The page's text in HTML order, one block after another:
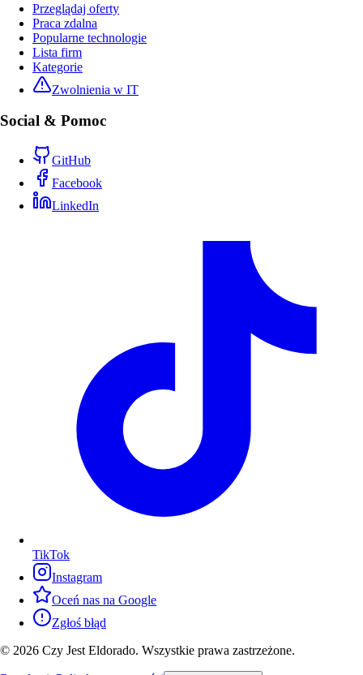
Przeglądaj oferty
Praca zdalna
Popularne technologie
Lista firm
Kategorie
Zwolnienia w IT
Social & Pomoc
GitHub
Facebook
LinkedIn
TikTok
Instagram
Oceń nas na Google
Zgłoś błąd
© 2026 Czy Jest Eldorado. Wszystkie prawa zastrzeżone.